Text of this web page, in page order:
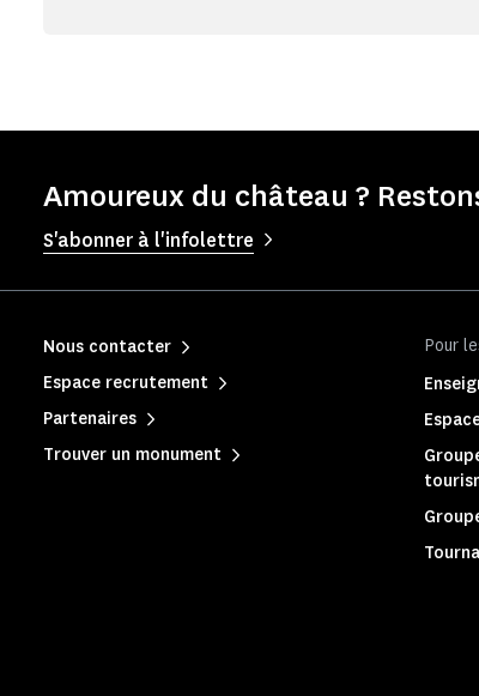
Amoureux du château ?
S'abonner à l'infolettre
Pour
Nous contacter
Espace recrutement
Partenaires
Trouver un monument